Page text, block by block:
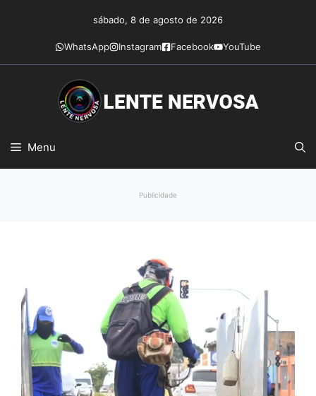
conteúdo
sábado, 8 de agosto de 2026
WhatsApp Instagram Facebook YouTube
Menu
Publicidade